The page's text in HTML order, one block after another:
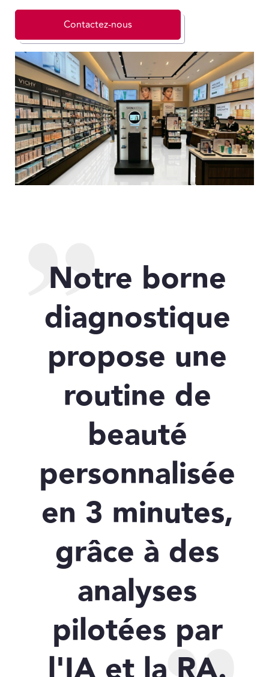
Contactez-nous
Notre borne
diagnostique
propose une
routine de
beauté
personnalisée
en 3 minutes,
grâce à des
analyses
pilotées par